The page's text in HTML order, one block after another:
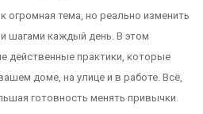
огромная тема, но реально изменить
шагами каждый день. В этом
действенные практики, которые
доме, на улице и в работе. Всё,
готовность менять привычки.